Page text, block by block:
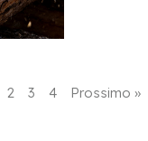
2 3 4 Prossimo »